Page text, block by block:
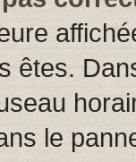
êtes.
le